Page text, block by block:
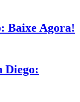
Baixe Agora!
Diego: